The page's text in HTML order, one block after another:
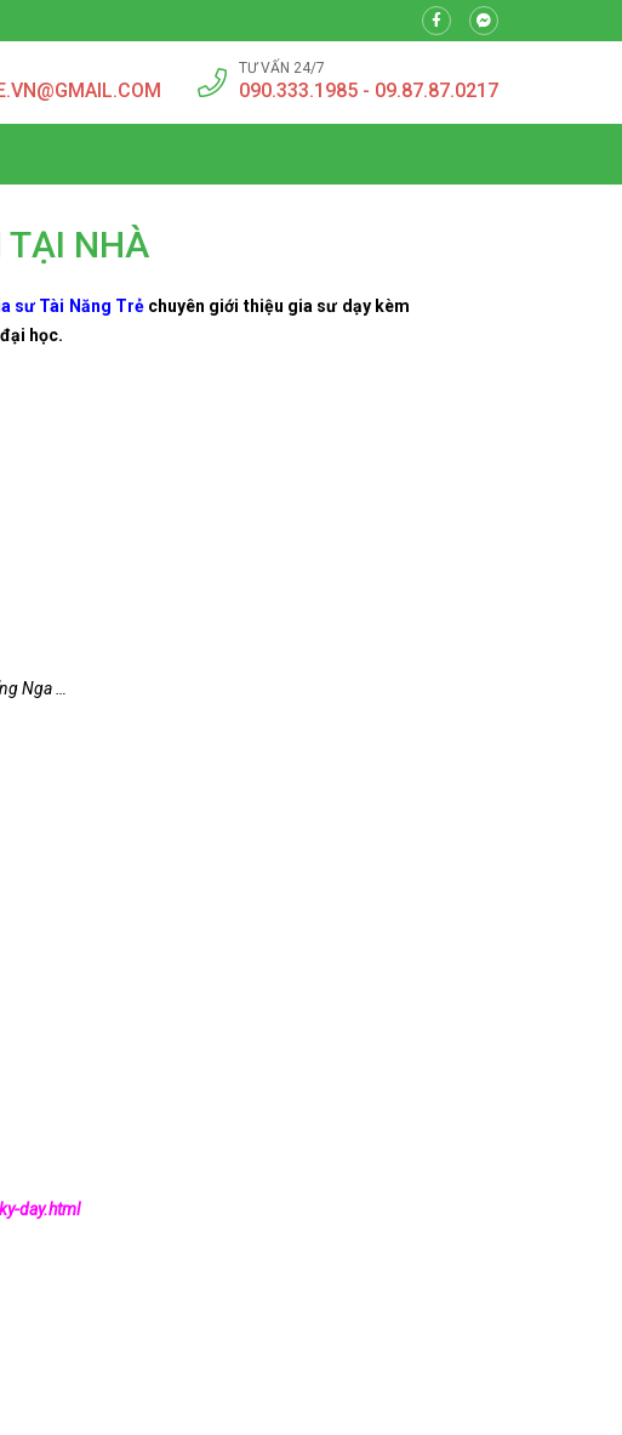
TƯ VẤN 24/7
090.333.1985 - 09.87.87.0217
TẠI NHÀ
sư Tài Năng Trẻchuyên giới thiệu gia sư dạy kèm
học.
Nga …
day.html